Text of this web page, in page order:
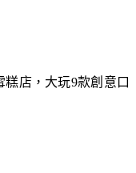
店，大玩9款創意口